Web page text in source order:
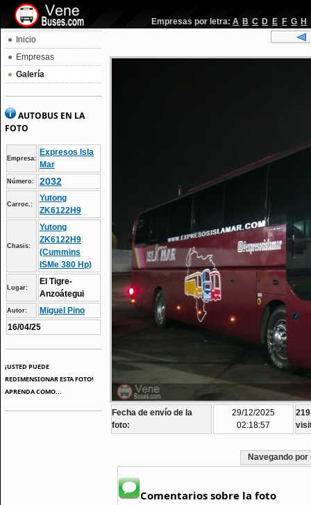
Empresas por letra: A B C D E F G H
Inicio
Empresas
Galería
AUTOBUS EN LA
FOTO
Empresa:
Expresos Isla
Mar
Número: 2032
Carroc.:
Yutong
ZK6122H9
Chasis:
Yutong
ZK6122H9
(Cummins
ISMe 380 Hp)
Lugar:
El Tigre-
Anzoátegui
Autor:
Miguel Pino
16/04/25
¡USTED PUEDE
REDIMENSIONAR ESTA FOTO!
APRENDA COMO...
Fecha de envío de la
foto:
29/12/2025
02:18:57
219
Navegando
Comentarios sobre la foto